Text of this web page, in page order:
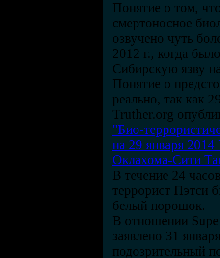
Понятие о том,
смертоносное
озвучено чуть
2012 г., когда
Сибирскую язву
Понятие о
реально, так как
Truther.org
"Био-
на 29 января
Оклахома-Сити
В течение 24
террорист Пэтси
белый порошок.
В отношении
заявлено 31
подозрительный